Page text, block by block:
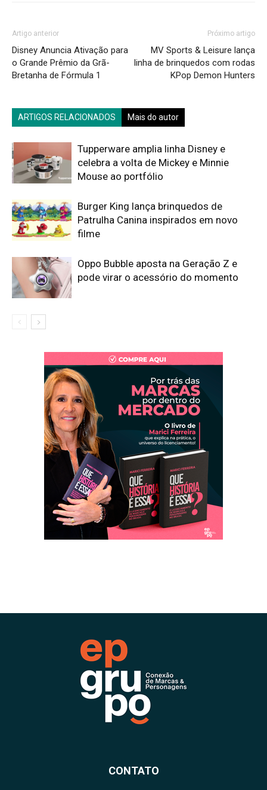
Artigo anterior
Disney Anuncia Ativação para
o Grande Prêmio da Grã-
Bretanha de Fórmula 1
Próximo artigo
MV Sports & Leisure lança
linha de brinquedos com rodas
KPop Demon Hunters
ARTIGOS RELACIONADOS Mais do autor
Tupperware amplia linha Disney e
celebra a volta de Mickey e Minnie
Mouse ao portfólio
Burger King lança brinquedos de
Patrulha Canina inspirados em novo
filme
Oppo Bubble aposta na Geração Z e
pode virar o acessório do momento
CONTATO